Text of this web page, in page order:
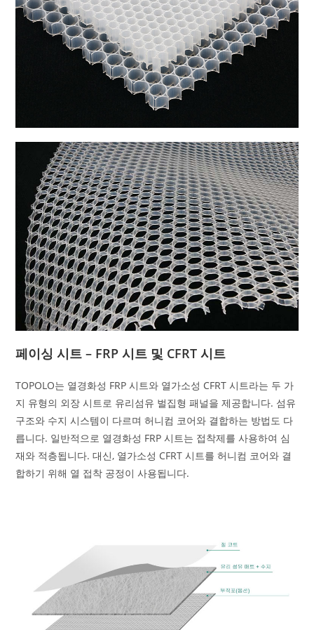
페이싱 시트 – FRP 시트 및 CFRT 시트
TOPOLO는 열경화성 FRP 시트와 열가소성 CFRT 시트라는 두 가
지 유형의 외장 시트로 유리섬유 벌집형 패널을 제공합니다. 섬유
구조와 수지 시스템이 다르며 허니컴 코어와 결합하는 방법도 다
릅니다. 일반적으로 열경화성 FRP 시트는 접착제를 사용하여 심
재와 적층됩니다. 대신, 열가소성 CFRT 시트를 허니컴 코어와 결
합하기 위해 열 접착 공정이 사용됩니다.